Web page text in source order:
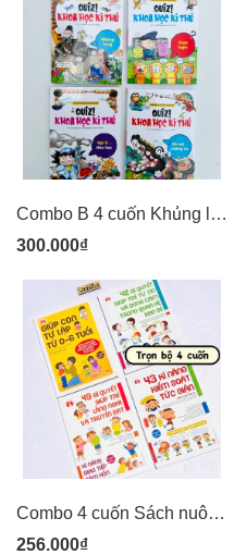
Combo B 4 cuốn Khủng long, Toán logic, Vật lí - Hóa học, Bò sát - Lưỡng cư - Quiz! Khoa học kì thú - Kim Đồng
300.000₫
Combo 4 cuốn Sách nuôi dạy con theo kinh nghiệm từ nước Nhật: Giúp con tự lập, bí quyết giúp trẻ tự tin, kiểm soát tức giận (lẻ cuốn) Kim Đồng
256.000₫